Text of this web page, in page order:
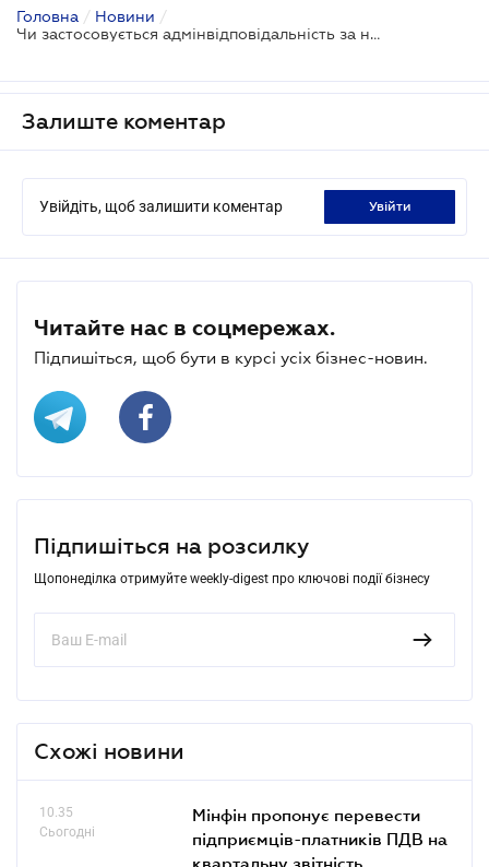
Головна / Новини /
Чи застосовується адмінвідповідальність за неподання розрахунку № 1ДФ під час карантину?
Залиште коментар
Увійдіть, щоб залишити коментар увійти
Читайте нас в соцмережах.
Підпишіться, щоб бути в курсі усіх бізнес-новин.
Підпишіться на розсилку
Щопонеділка отримуйте weekly-digest про ключові події бізнесу
Схожі новини
10.35
Сьогодні
Мінфін пропонує перевести
підприємців-платників ПДВ на
квартальну звітність